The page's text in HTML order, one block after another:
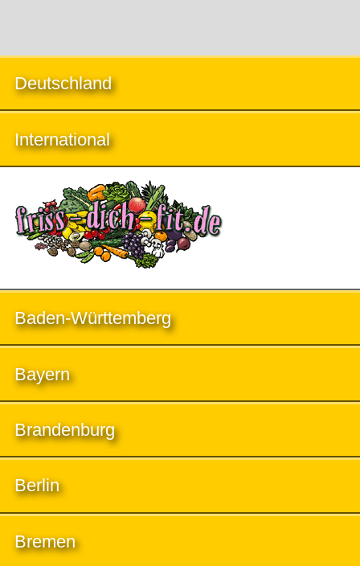
Deutschland
International
Baden-Württemberg
Bayern
Brandenburg
Berlin
Bremen